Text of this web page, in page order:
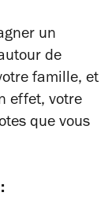
un
de
famille, et
effet, votre
que vous